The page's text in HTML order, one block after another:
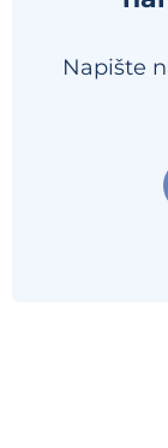
Napište